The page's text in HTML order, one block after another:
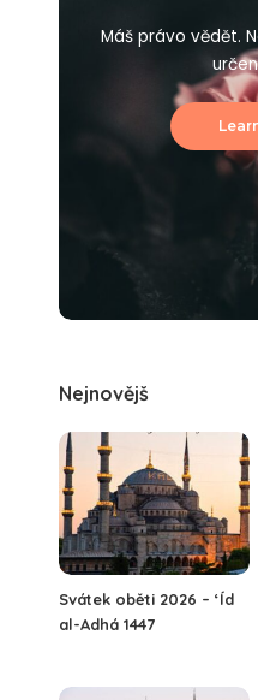
Máš právo vědět.
Nejnovějš
Svátek oběti 2026 – ‘Íd
al-Adhá 1447